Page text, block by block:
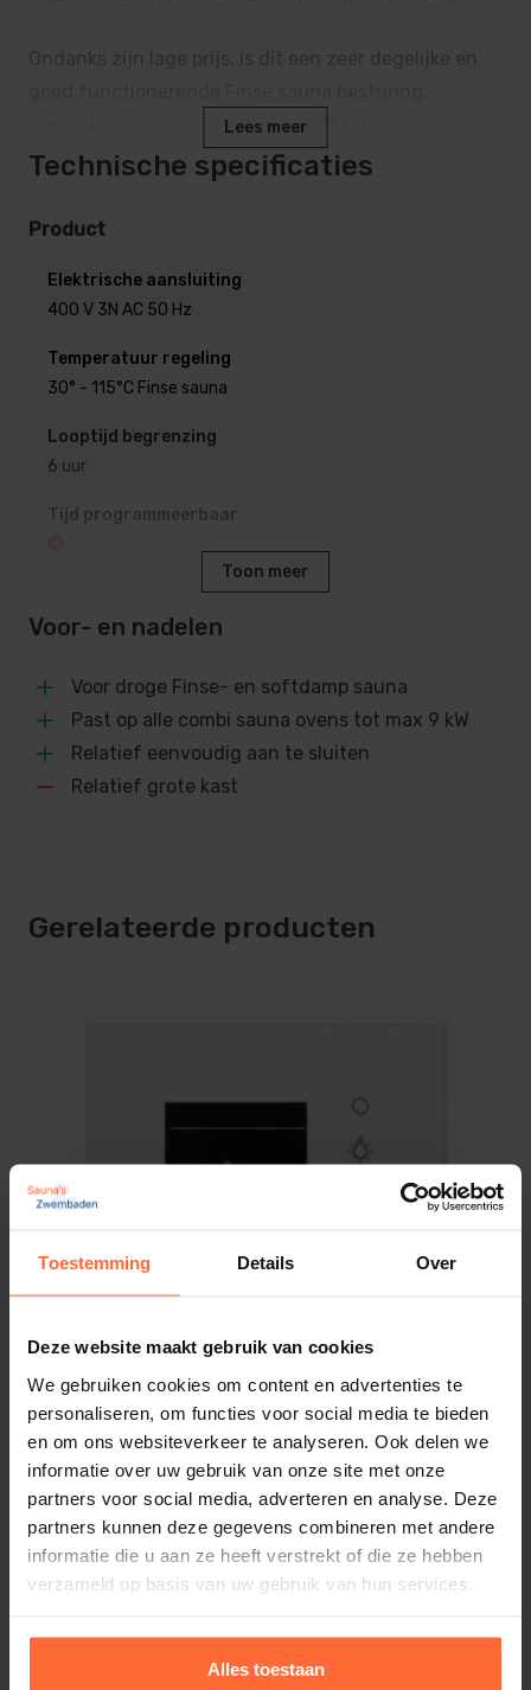
Toestemming Details Over
Deze website maakt gebruik van cookies
We gebruiken cookies om content en advertenties te
personaliseren, om functies voor social media te bieden
en om ons websiteverkeer te analyseren. Ook delen we
informatie over uw gebruik van onze site met onze
partners voor social media, adverteren en analyse. Deze
partners kunnen deze gegevens combineren met andere
informatie die u aan ze heeft verstrekt of die ze hebben
verzameld op basis van uw gebruik van hun services.
Alles toestaan
Ondanks zijn lage prijs, is dit een zeer degelijke en
Geschikt voor alle saunaoven tot 9 kW.
van de oven omgeleid naar de verdamper.
naar de saunaoven geleid.
De ingebouwde timer heeft een instel mogelijkheid
tot maximaal 6 uur.
Lees meer
Technische specificaties
Product
Elektrische aansluiting
400 V 3N AC 50 Hz
Temperatuur regeling
30° - 115°C Finse sauna
Looptijd begrenzing
6 uur
Tijd programmeerbaar
Uitgang verlichting
230 V / max. 50 W
Inclusief met 2 m kabel
Afmetingen bediendeel
220 x 250 x 58 mm
n.v.t.
SA-94.6137
Gewicht
Merk
Toon meer
Voor- en nadelen
Voor droge Finse- en softdamp sauna
Past op alle combi sauna ovens tot max 9 kW
Relatief eenvoudig aan te sluiten
Relatief grote kast
Gerelateerde producten
Emostyle D sauna besturing Wit
1.363,95 Op voorraad